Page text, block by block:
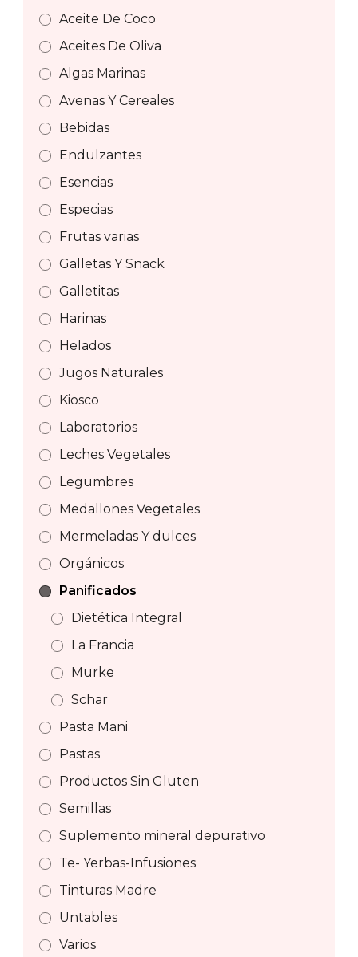
Aceite De Coco
Aceites De Oliva
Algas Marinas
Avenas Y Cereales
Bebidas
Endulzantes
Esencias
Especias
Frutas varias
Galletas Y Snack
Galletitas
Harinas
Helados
Jugos Naturales
Kiosco
Laboratorios
Leches Vegetales
Legumbres
Medallones Vegetales
Mermeladas Y dulces
Orgánicos
Panificados
Dietética Integral
La Francia
Murke
Schar
Pasta Mani
Pastas
Productos Sin Gluten
Semillas
Suplemento mineral depurativo
Te- Yerbas-Infusiones
Tinturas Madre
Untables
Varios